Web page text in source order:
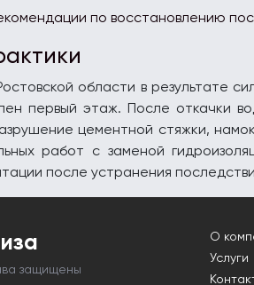
по восстановлению
области в результате
первый этаж. После откачки
цементной стяжки,
работ с заменой
после устранения
защищены
О
Услуги